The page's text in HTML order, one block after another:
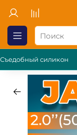
Съедобный силикон